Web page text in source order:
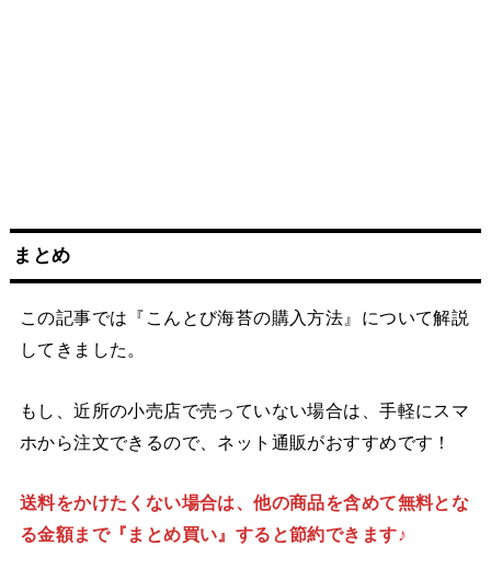
まとめ
この記事では『こんとび海苔の購入方法』について解説
してきました。
もし、近所の小売店で売っていない場合は、手軽にスマ
ホから注文できるので、ネット通販がおすすめです！
送料をかけたくない場合は、他の商品を含めて無料とな
る金額まで『まとめ買い』すると節約できます♪